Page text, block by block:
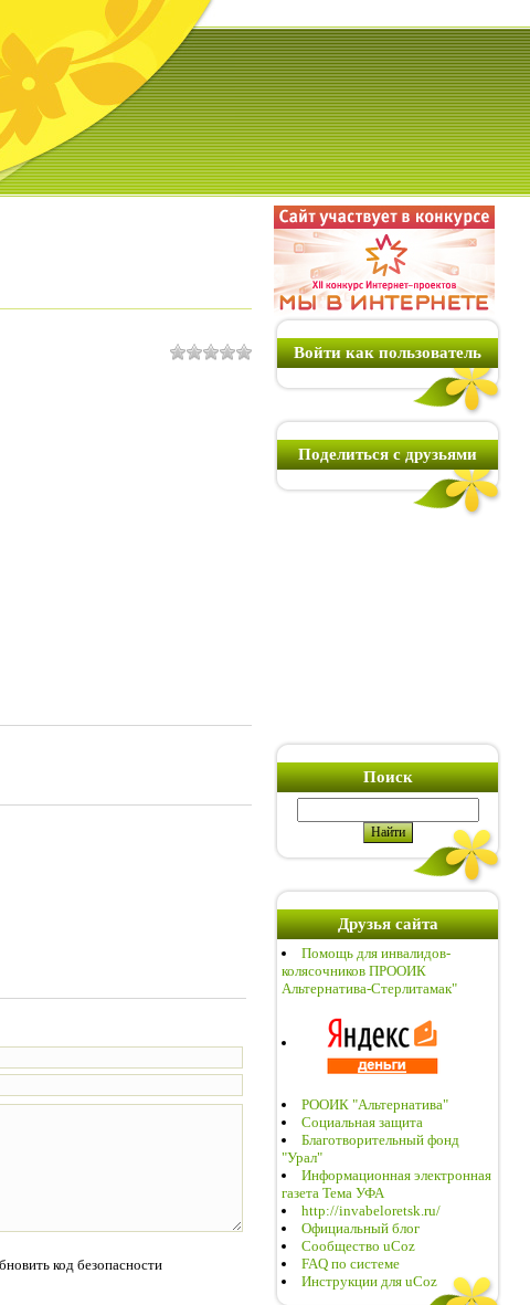
Войти как пользователь
Поделиться с друзьями
Поиск
Друзья сайта
Помощь для инвалидов-
колясочников ПРООИК
Альтернатива-Стерлитамак"
РООИК "Альтернатива"
Социальная защита
Благотворительный фонд
"Урал"
Информационная электронная
газета Тема УФА
http://invabeloretsk.ru/
Официальный блог
Сообщество uCoz
FAQ по системе
Инструкции для uCoz